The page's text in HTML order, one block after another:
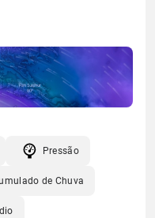
Pressão
de Chuva